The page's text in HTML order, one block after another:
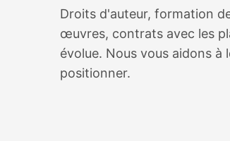
Droits d'auteur, formation
œuvres, contrats avec les
évolue. Nous vous aidons
positionner.